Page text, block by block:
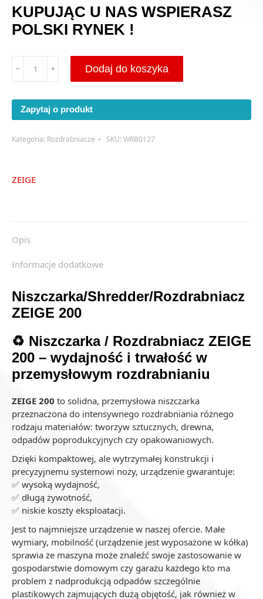
KUPUJĄC U NAS WSPIERASZ
POLSKI RYNEK !
Rozdrabniacz/Niszczarka
200
﹣ ﹢ Dodaj do koszyka
Zapytaj o produkt
Kategoria: Rozdrabniacze SKU: WRB0127
ZEIGE
Opis
Informacje dodatkowe
Niszczarka/Shredder/Rozdrabniacz
ZEIGE 200
♻️ Niszczarka / Rozdrabniacz ZEIGE
200 – wydajność i trwałość w
przemysłowym rozdrabnianiu
ZEIGE 200 to solidna, przemysłowa niszczarka
przeznaczona do intensywnego rozdrabniania różnego
rodzaju materiałów: tworzyw sztucznych, drewna,
odpadów poprodukcyjnych czy opakowaniowych.
Dzięki kompaktowej, ale wytrzymałej konstrukcji i
precyzyjnemu systemowi noży, urządzenie gwarantuje:
✅ wysoką wydajność,
✅ długą żywotność,
✅ niskie koszty eksploatacji.
Jest to najmniejsze urządzenie w naszej ofercie. Małe
wymiary, mobilność (urządzenie jest wyposażone w kółka)
sprawia że maszyna może znaleźć swoje zastosowanie w
gospodarstwie domowym czy garażu każdego kto ma
problem z nadprodukcją odpadów szczególnie
plastikowych zajmujących dużą objętość, jak również w